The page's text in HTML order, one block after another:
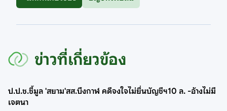
ข่าวที่เกี่ยวข้อง
ป.ป.ช.ชี้มูล 'สยาม'สส.บึงกาฬ คดีจงใจไม่ยื่นบัญชีฯ10 ล. -อ้างไม่มี
เจตนา